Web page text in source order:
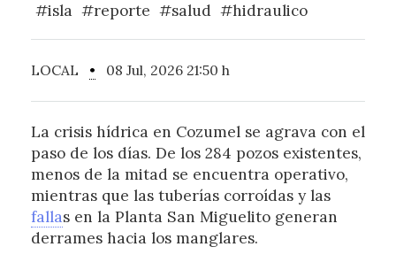
#isla #reporte #salud #hidraulico
LOCAL • 08 Jul, 2026 21:50 h
La crisis hídrica en Cozumel se agrava con el
paso de los días. De los 284 pozos existentes,
menos de la mitad se encuentra operativo,
mientras que las tuberías corroídas y las
fallas en la Planta San Miguelito generan
derrames hacia los manglares.